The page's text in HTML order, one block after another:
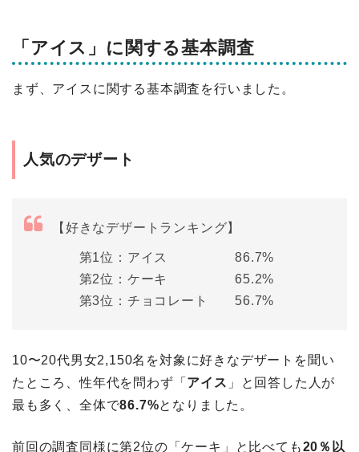
「アイス」に関する基本調査
まず、アイスに関する基本調査を行いました。
人気のデザート
【好きなデザートランキング】
第1位：アイス 86.7%
第2位：ケーキ 65.2%
第3位：チョコレート 56.7%
10〜20代男女2,150名を対象に好きなデザートを聞い
たところ、性年代を問わず「 アイス 」と回答した人が
最も多く、全体で86.7%となりました。
前回の調査同様に第2位の「ケーキ」と比べても20％以